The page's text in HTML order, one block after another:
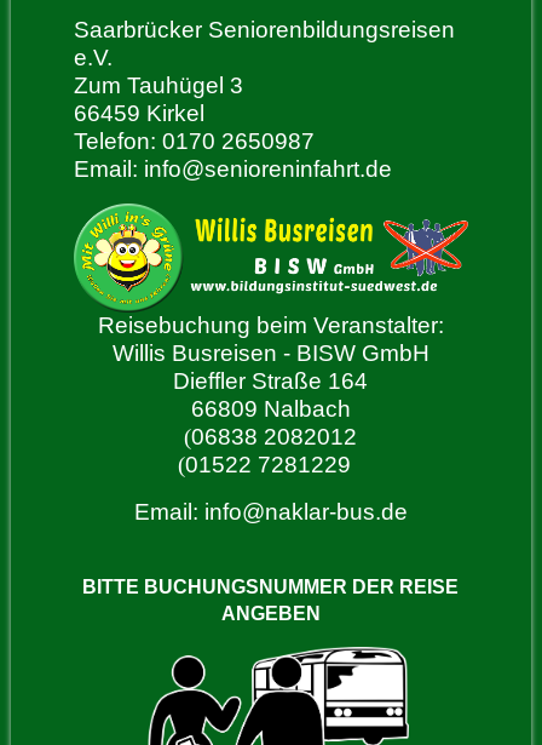
Saarbrücker Seniorenbildungsreisen
e.V.
Zum Tauhügel 3
66459 Kirkel
Telefon: 0170 2650987
Email: info@senioreninfahrt.de
Reisebuchung beim Veranstalter:
Willis Busreisen - BISW GmbH
Dieffler Straße 164
66809 Nalbach
(06838 2082012
(01522 7281229
Email: info@naklar-bus.de
BITTE BUCHUNGSNUMMER DER REISE
ANGEBEN